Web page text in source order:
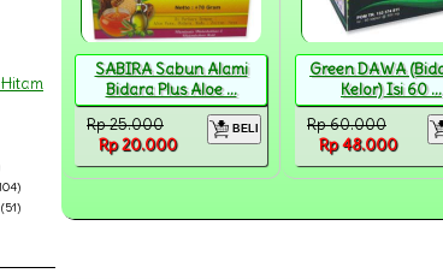
(51)
SABIRA Sabun Alami
Bidara Plus Aloe ...
Rp 25.000
Rp 20.000
BELI
Green DAWA
Kelor) Isi 60 ...
Rp 60.000
Rp 48.000